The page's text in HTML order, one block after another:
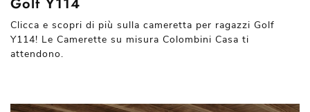
Clicca e scopri di più sulla cameretta per ragazzi Golf
Y114! Le Camerette su misura Colombini Casa ti
attendono.